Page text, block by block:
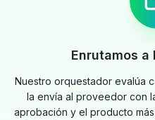
Enrutamos
Nuestro orquestador evalúa
la envía al proveedor con
aprobación y el producto